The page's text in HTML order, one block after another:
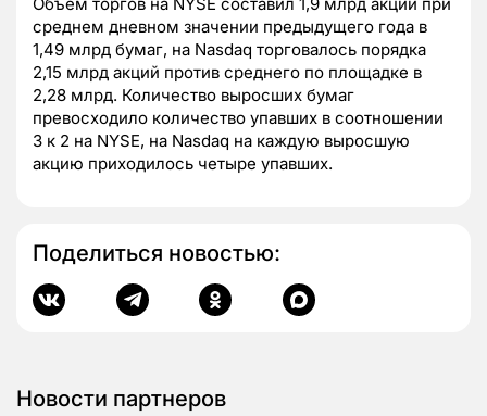
Объем торгов на NYSE составил 1,9 млрд акций при
среднем дневном значении предыдущего года в
1,49 млрд бумаг, на Nasdaq торговалось порядка
2,15 млрд акций против среднего по площадке в
2,28 млрд. Количество выросших бумаг
превосходило количество упавших в соотношении
3 к 2 на NYSE, на Nasdaq на каждую выросшую
акцию приходилось четыре упавших.
Поделиться новостью:
Новости партнеров